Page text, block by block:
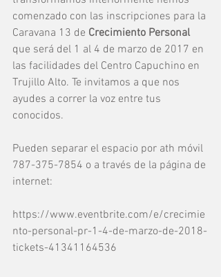
comenzado con las inscripciones para la
Caravana 13 de Crecimiento Personal
que será del 1 al 4 de marzo de 2017 en
las facilidades del Centro Capuchino en
Trujillo Alto. Te invitamos a que nos
ayudes a correr la voz entre tus
conocidos.
Pueden separar el espacio por ath móvil
787-375-7854 o a través de la página de
internet:
https://www.eventbrite.com/e/crecimie
nto-personal-pr-1-4-de-marzo-de-2018-
tickets-41341164536